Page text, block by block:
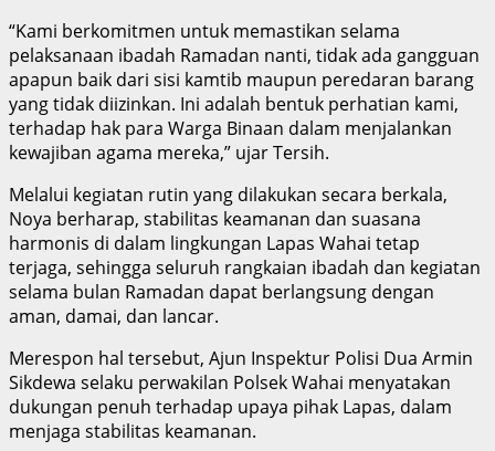
“Kami berkomitmen untuk memastikan selama
pelaksanaan ibadah Ramadan nanti, tidak ada gangguan
apapun baik dari sisi kamtib maupun peredaran barang
yang tidak diizinkan. Ini adalah bentuk perhatian kami,
terhadap hak para Warga Binaan dalam menjalankan
kewajiban agama mereka,” ujar Tersih.
Melalui kegiatan rutin yang dilakukan secara berkala,
Noya berharap, stabilitas keamanan dan suasana
harmonis di dalam lingkungan Lapas Wahai tetap
terjaga, sehingga seluruh rangkaian ibadah dan kegiatan
selama bulan Ramadan dapat berlangsung dengan
aman, damai, dan lancar.
Merespon hal tersebut, Ajun Inspektur Polisi Dua Armin
Sikdewa selaku perwakilan Polsek Wahai menyatakan
dukungan penuh terhadap upaya pihak Lapas, dalam
menjaga stabilitas keamanan.